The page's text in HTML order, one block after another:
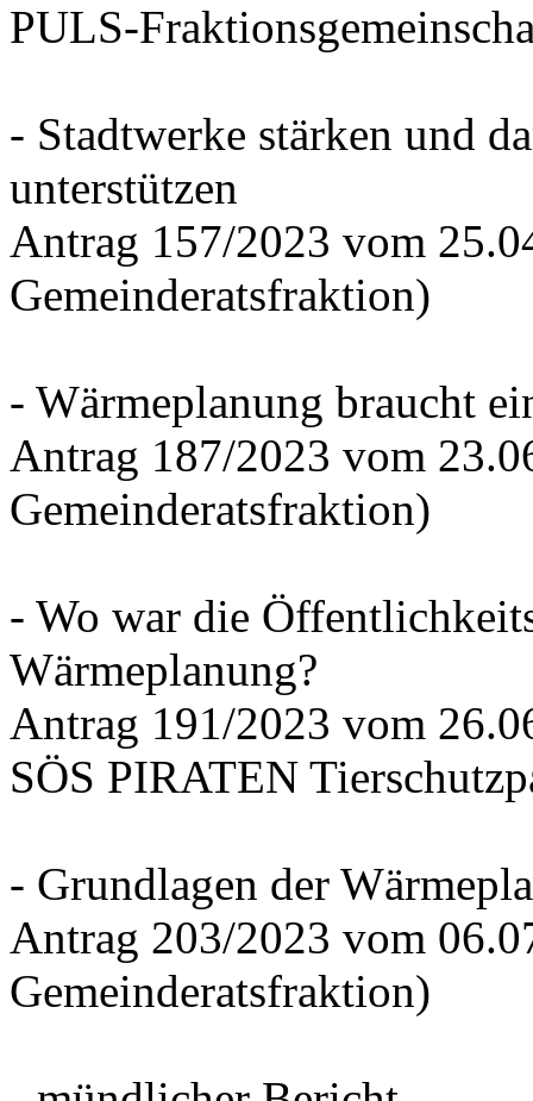
PULS-
- Stadtwerke stärken und
unterstützen
Antrag 157/2023 vom
Gemeinderatsfraktion)
- Wärmeplanung braucht
Antrag 187/2023 vom
Gemeinderatsfraktion)
- Wo war die
Wärmeplanung?
Antrag 191/2023 vom
SÖS PIRATEN
- Grundlagen der
Antrag 203/2023 vom
Gemeinderatsfraktion)